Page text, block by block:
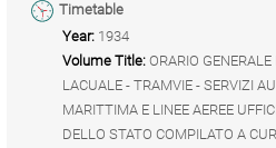
Timetable
Year: 1934
Volume Title: ORARIO
LACUALE - TRAMVIE - SERVIZI
MARITTIMA E LINEE AEREE
DELLO STATO COMPILATO A